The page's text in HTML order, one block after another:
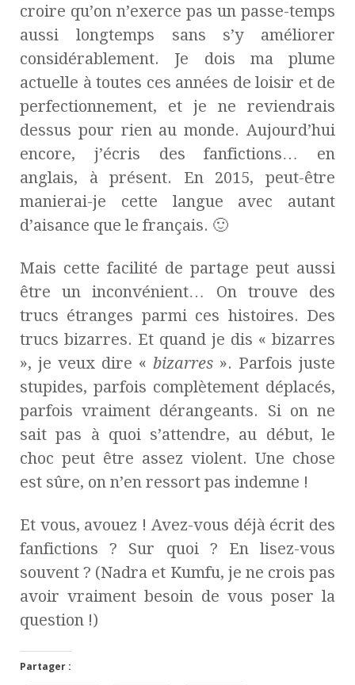
croire qu’on n’exerce pas un passe-temps
aussi longtemps sans s’y améliorer
considérablement. Je dois ma plume
actuelle à toutes ces années de loisir et de
perfectionnement, et je ne reviendrais
dessus pour rien au monde. Aujourd’hui
encore, j’écris des fanfictions… en
anglais, à présent. En 2015, peut-être
manierai-je cette langue avec autant
d’aisance que le français. 🙂
Mais cette facilité de partage peut aussi
être un inconvénient… On trouve des
trucs étranges parmi ces histoires. Des
trucs bizarres. Et quand je dis « bizarres
», je veux dire « bizarres ». Parfois juste
stupides, parfois complètement déplacés,
parfois vraiment dérangeants. Si on ne
sait pas à quoi s’attendre, au début, le
choc peut être assez violent. Une chose
est sûre, on n’en ressort pas indemne !
Et vous, avouez ! Avez-vous déjà écrit des
fanfictions ? Sur quoi ? En lisez-vous
souvent ? (Nadra et Kumfu, je ne crois pas
avoir vraiment besoin de vous poser la
question !)
Partager :